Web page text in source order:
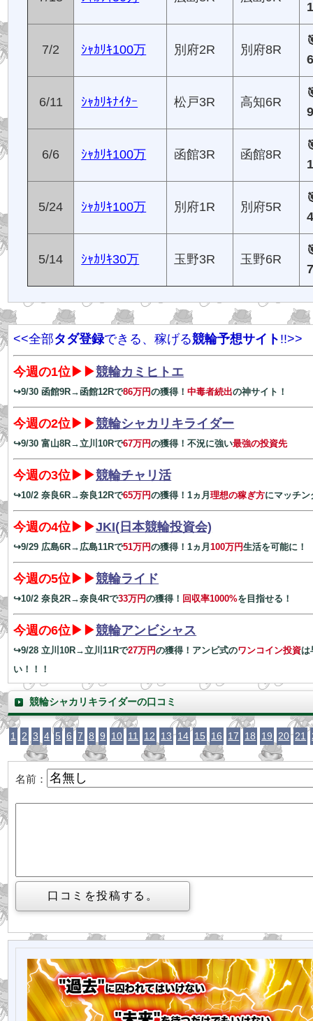
7/2 ｼｬｶﾘｷ100万 別府2R 別府8R
6/11 ｼｬｶﾘｷﾅｲﾀｰ 松戸3R 高知6R
6/6 ｼｬｶﾘｷ100万 函館3R 函館8R
5/24 ｼｬｶﾘｷ100万 別府1R 別府5R
5/14 ｼｬｶﾘｷ30万 玉野3R 玉野6R
<<全部タダ登録できる、稼げる競輪予想サイト !!>>
今週の1位▶▶競輪カミヒトエ
↪9/30 函館9R→函館12Rで86万円の獲得！中毒者続出の神サイト！
今週の2位▶▶競輪シャカリキライダー
↪9/30 富山8R→立川10Rで67万円の獲得！不況に強い最強の投資先
今週の3位▶▶競輪チャリ活
↪10/2 奈良6R→奈良12Rで65万円の獲得！1ヵ月理想の稼ぎ方にマッチン
今週の4位▶▶JKI(日本競輪投資会)
↪9/29 広島6R→広島11Rで51万円の獲得！1ヵ月100万円生活を可能に！
今週の5位▶▶競輪ライド
↪10/2 奈良2R→奈良4Rで33万円の獲得！ 回収率1000%を目指せる！
今週の6位▶▶競輪アンビシャス
↪9/28 立川10R→立川11Rで27万円の獲得！アンビ式のワンコイン投資は
い！！！
競輪シャカリキライダーの口コミ
1 2 3 4 5 6 7 8 9 10 11 12 13 14 15 16 17 18 19 20 21
名前：